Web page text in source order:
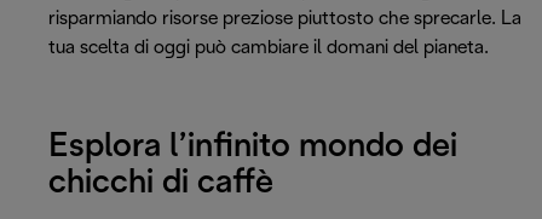
risparmiando risorse preziose piuttosto che sprecarle. La
tua scelta di oggi può cambiare il domani del pianeta.
Esplora l’infinito mondo dei
chicchi di caffè